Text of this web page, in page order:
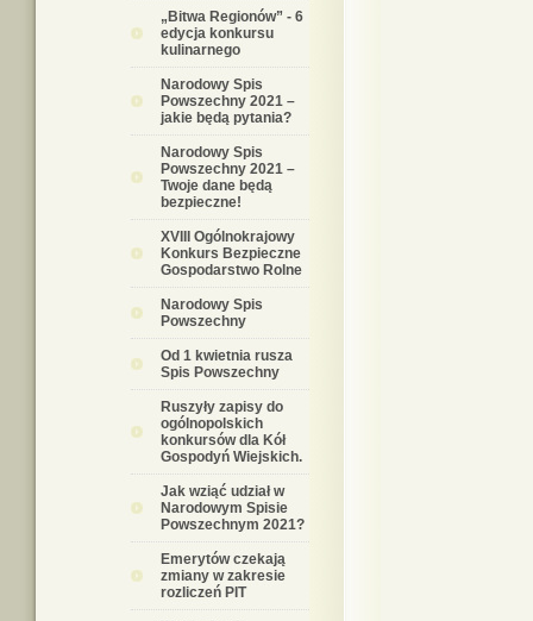
„Bitwa Regionów” - 6
edycja konkursu
kulinarnego
Narodowy Spis
Powszechny 2021 –
jakie będą pytania?
Narodowy Spis
Powszechny 2021 –
Twoje dane będą
bezpieczne!
XVIII Ogólnokrajowy
Konkurs Bezpieczne
Gospodarstwo Rolne
Narodowy Spis
Powszechny
Od 1 kwietnia rusza
Spis Powszechny
Ruszyły zapisy do
ogólnopolskich
konkursów dla Kół
Gospodyń Wiejskich.
Jak wziąć udział w
Narodowym Spisie
Powszechnym 2021?
Emerytów czekają
zmiany w zakresie
rozliczeń PIT